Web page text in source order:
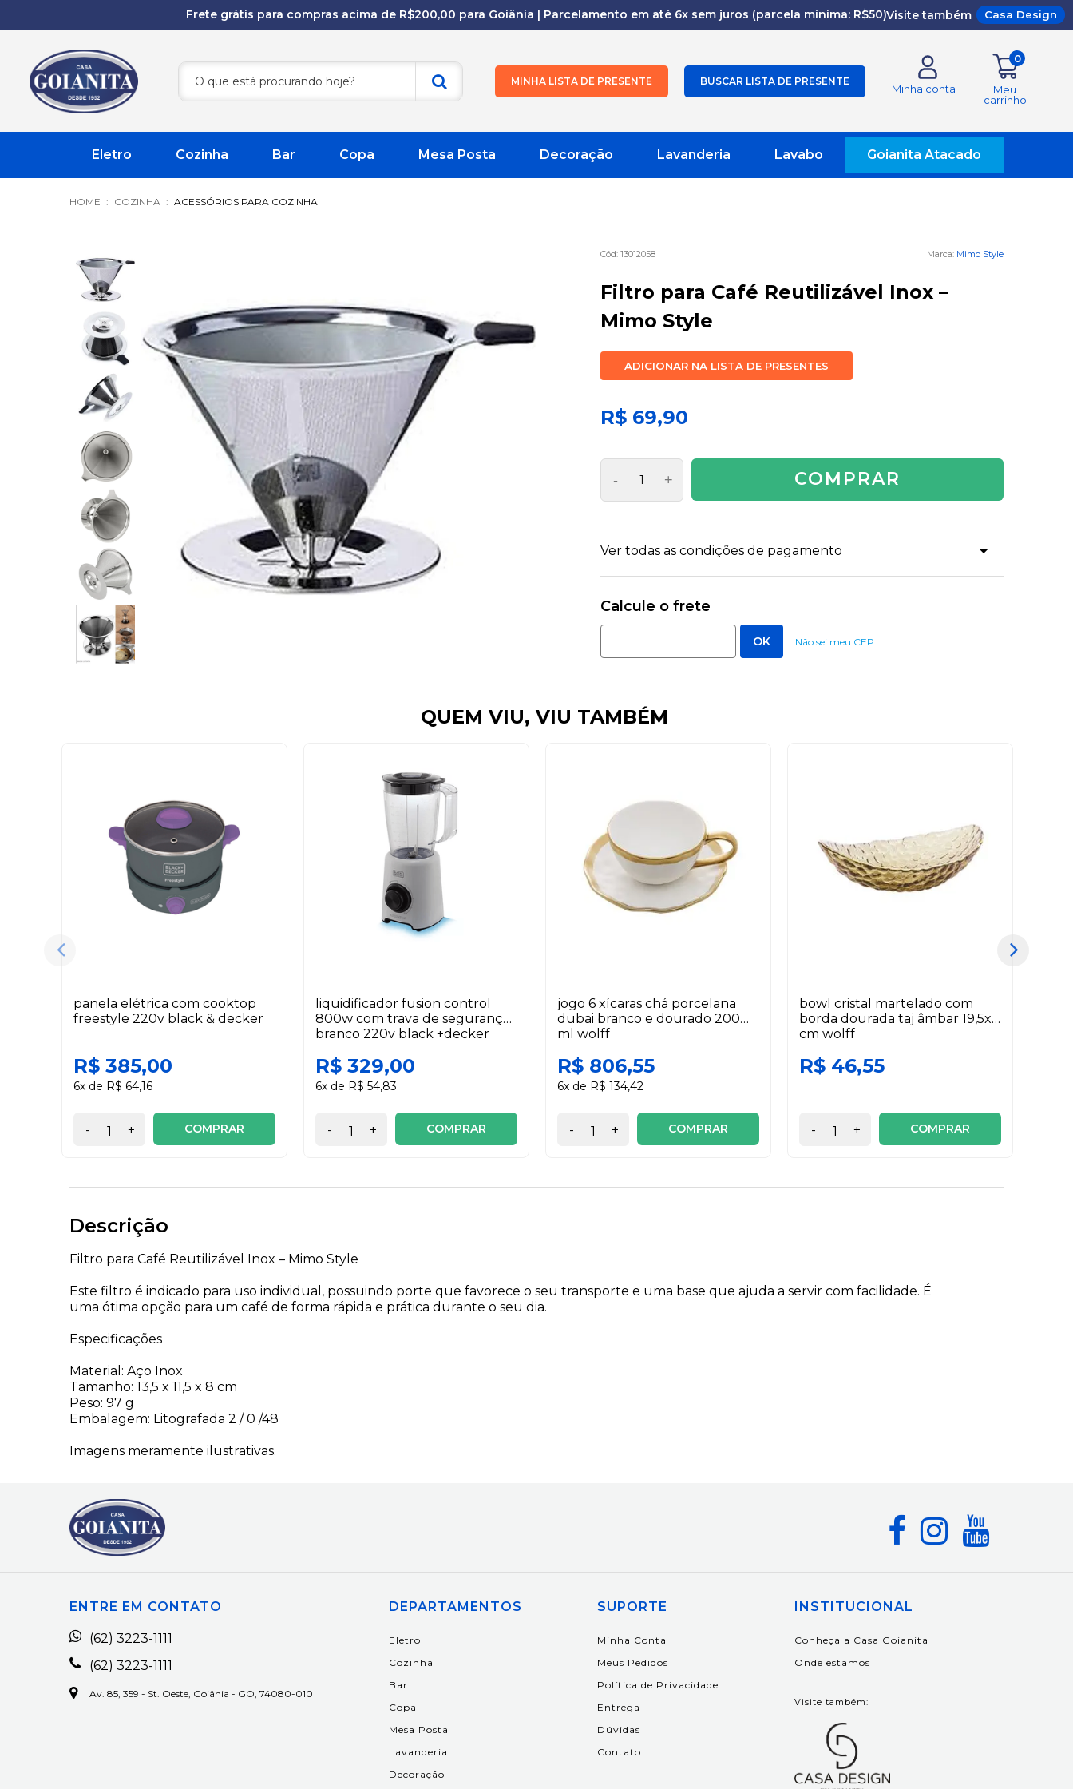
Frete grátis para compras acima de R$200,00 para Goiânia | Parcelamento em até 6x sem juros (parcela mínima: R$50)Visite também Casa Design
MINHA LISTA DE PRESENTE BUSCAR LISTA DE PRESENTE
Minha conta
0
Meu
carrinho
Eletro Cozinha Bar Copa Mesa Posta Decoração Lavanderia Lavabo Goianita Atacado
COZINHA ACESSÓRIOS PARA COZINHA
13012058 Mimo Style
Filtro para Café Reutilizável Inox –
Mimo Style
ADICIONAR NA LISTA DE PRESENTES
R$ 69,90
- + COMPRAR
Ver todas as condições de pagamento
Não sei meu CEP
QUEM VIU, VIU TAMBÉM
panela elétrica com cooktop
freestyle 220v black & decker
R$ 385,00
6x de R$ 64,16
- + COMPRAR
liquidificador fusion control
800w com trava de segurança
branco 220v black +decker
R$ 329,00
6x de R$ 54,83
- + COMPRAR
jogo 6 xícaras chá porcelana
dubai branco e dourado 200
ml wolff
R$ 806,55
6x de R$ 134,42
- + COMPRAR
bowl cristal martelado com
borda dourada taj âmbar 19,5x11
cm wolff
R$ 46,55
- + COMPRAR
Descrição
Filtro para Café Reutilizável Inox – Mimo Style
Este filtro é indicado para uso individual, possuindo porte que favorece o seu transporte e uma base que ajuda a servir com facilidade. É
uma ótima opção para um café de forma rápida e prática durante o seu dia.
Especificações
Material: Aço Inox
Tamanho: 13,5 x 11,5 x 8 cm
Peso: 97 g
Embalagem: Litografada 2 / 0 /48
Imagens meramente ilustrativas.
ENTRE EM CONTATO
(62) 3223-1111
(62) 3223-1111
Av. 85, 359 - St. Oeste, Goiânia - GO, 74080-010
DEPARTAMENTOS
Eletro
Cozinha
Bar
Copa
Mesa Posta
Lavanderia
Decoração
SUPORTE
Minha Conta
Meus Pedidos
Política de Privacidade
Entrega
Dúvidas
Contato
INSTITUCIONAL
Conheça a Casa Goianita
Onde estamos
Visite também: